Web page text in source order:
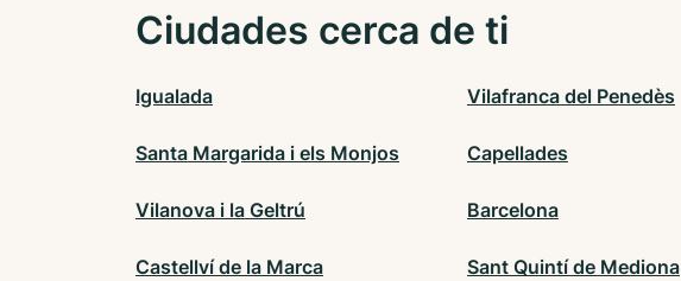
Ciudades cerca de ti
Igualada Vilafranca del Penedès
Santa Margarida i els Monjos Capellades
Vilanova i la Geltrú Barcelona
Castellví de la Marca Sant Quintí de Mediona